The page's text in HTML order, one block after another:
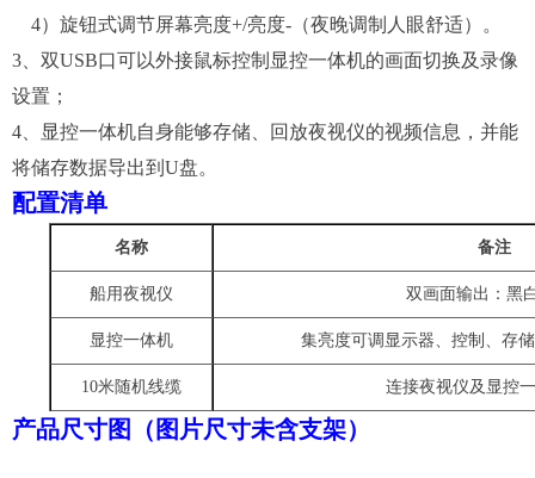
4）旋钮式调节屏幕亮度+/亮度-（夜晚调制人眼舒适）。
3、双USB口可以外接鼠标控制显控一体机的画面切换及录像
设置 ；
4
显控一体机自身能够存储、回放夜视仪的视频信息，并能
将储存数据导出到 U盘。
配置清单
名称 备注
船用夜视仪 双画面输出：黑
显控一体机 集亮度可调 显示器、控制、存
10米随机线缆 连接夜视仪及显控
产品尺寸图（图片尺寸未含支架）